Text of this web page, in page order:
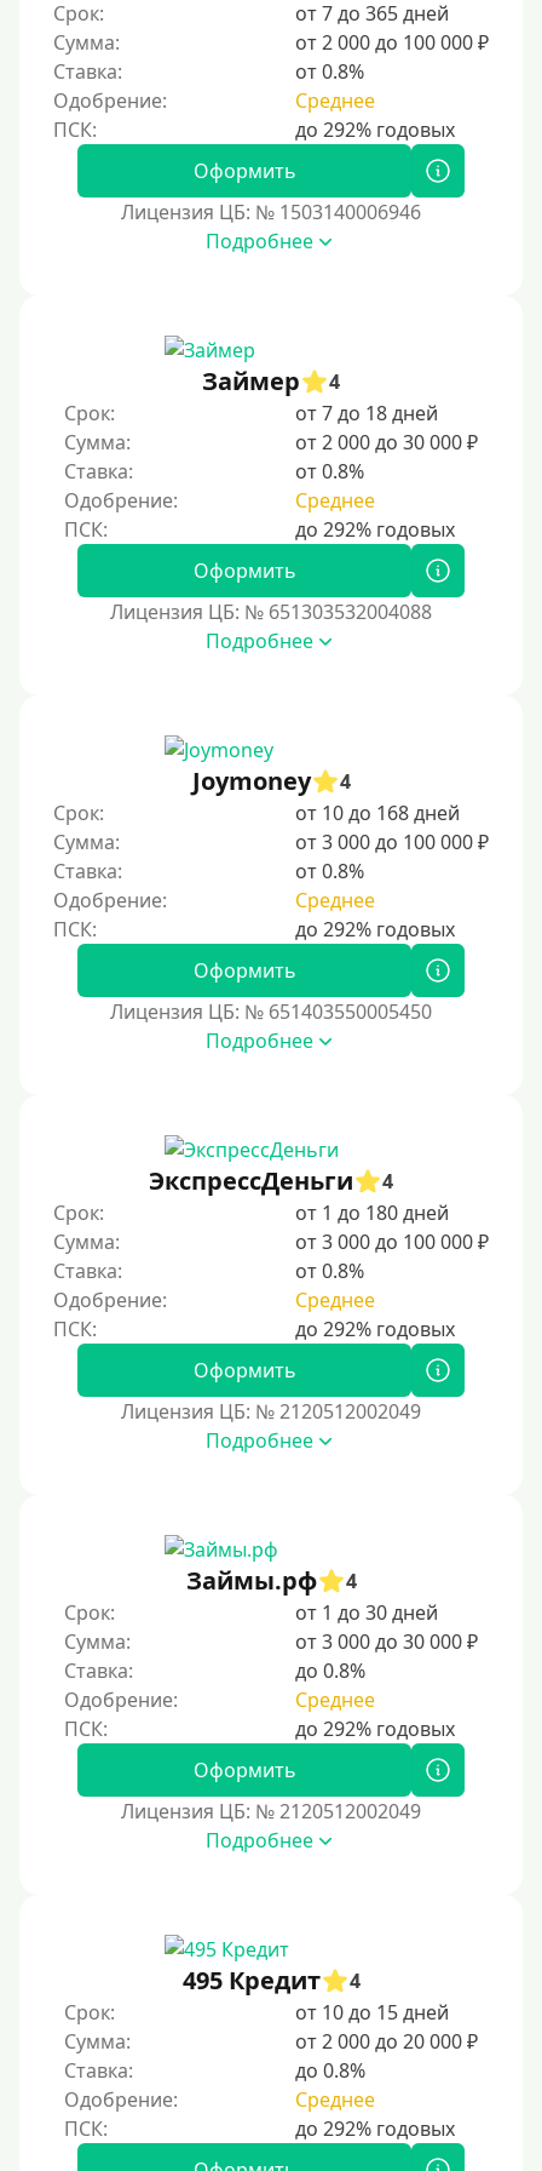
ответственное финансовое поведение поможет
восстановить доверие кредиторов.
Для погашения других кредитов
До зарплаты
Для бизнеса
По военному билету
По водительскому удостоверению
По СНИЛСу
Без СНИЛСа
По паспорту
Без подтверждения дохода
Без справок и поручителей
Без посредников
Процент
Под 1 %
С пролонгацией (продлением)
Под высокий процент
С ежемесячным платежом
Под низкий процент
Без процентов
Первый кредит без переплаты
Без процентов на 30 дней
Без страховок и комиссий
Повторный
Надежные
Без обмана
Без предоплат
Без электронной почты
С автоматическим одобрением
Без номера телефона
Без звонков и проверок
Ночью
На карту круглосуточно
24/7
Деньги в долг
Срок:
от 7 до 365 дней
Сумма:
от 2 000 до 100 000 ₽
Ставка:
от 0.8%
Одобрение:
Среднее
Оформить
Лицензия ЦБ: № 1503140006946
Подробнее
Займер
4
Срок:
от 7 до 18 дней
Сумма:
от 2 000 до 30 000 ₽
Ставка:
от 0.8%
Одобрение:
Среднее
Оформить
Лицензия ЦБ: № 651303532004088
Подробнее
Joymoney
4
Срок:
от 10 до 168 дней
Сумма:
от 3 000 до 100 000 ₽
Ставка:
от 0.8%
Одобрение:
Среднее
Оформить
Лицензия ЦБ: № 651403550005450
Подробнее
ЭкспрессДеньги
4
Срок:
от 1 до 180 дней
Сумма:
от 3 000 до 100 000 ₽
Ставка:
от 0.8%
Одобрение:
Среднее
Оформить
Лицензия ЦБ: № 2120512002049
Подробнее
Займы.рф
4
Срок:
от 1 до 30 дней
Сумма:
от 3 000 до 30 000 ₽
Ставка:
до 0.8%
Одобрение:
Среднее
Оформить
Лицензия ЦБ: № 2120512002049
Подробнее
495 Кредит
4
Срок:
от 10 до 15 дней
Сумма:
от 2 000 до 20 000 ₽
Ставка:
до 0.8%
Одобрение:
Среднее